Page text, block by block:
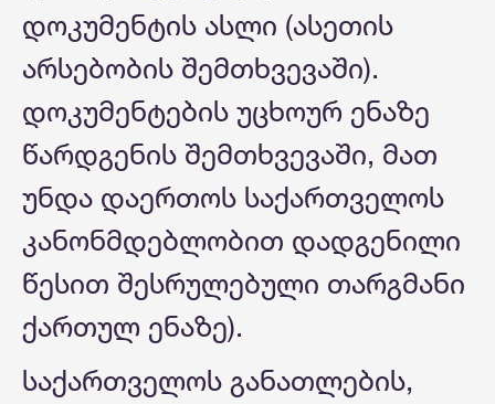
დოკუმენტის ასლი (ასეთის
არსებობის შემთხვევაში).
დოკუმენტების უცხოურ ენაზე
წარდგენის შემთხვევაში, მათ
უნდა დაერთოს საქართველოს
კანონმდებლობით დადგენილი
წესით შესრულებული თარგმანი
ქართულ ენაზე).
საქართველოს განათლების,